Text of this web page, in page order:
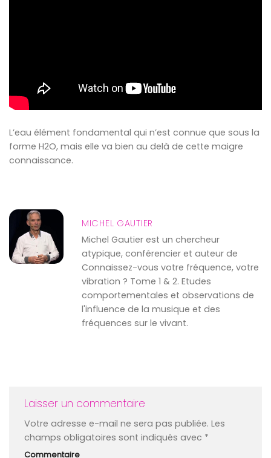
L’eau élément fondamental qui n’est connue que sous la
forme H2O, mais elle va bien au delà de cette maigre
connaissance.
MICHEL GAUTIER
Michel Gautier est un chercheur
atypique, conférencier et auteur de
Connaissez-vous votre fréquence, votre
vibration ? Tome 1 & 2. Etudes
comportementales et observations de
l'influence de la musique et des
fréquences sur le vivant.
Laisser un commentaire
Votre adresse e-mail ne sera pas publiée. Les
champs obligatoires sont indiqués avec *
Commentaire